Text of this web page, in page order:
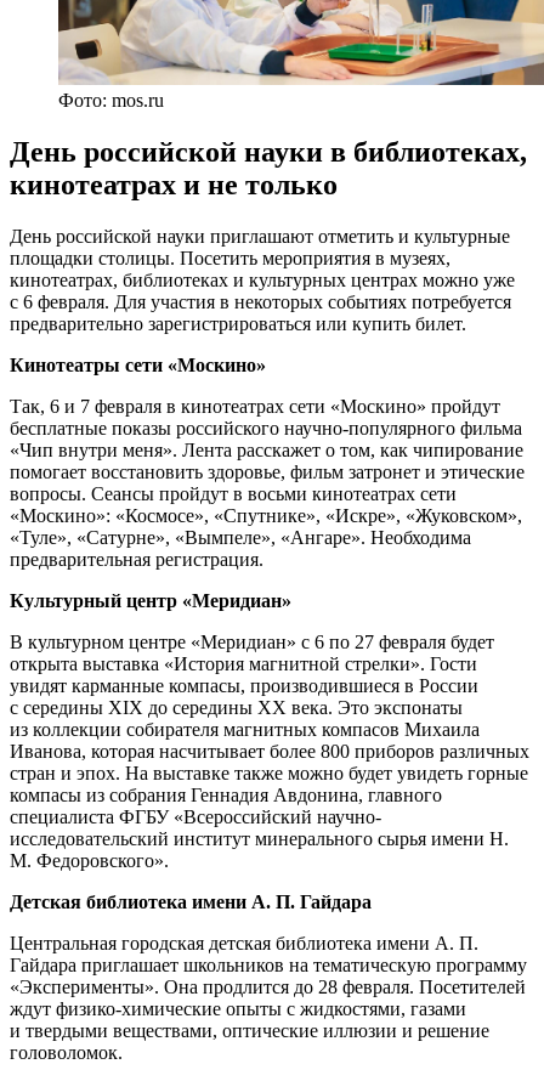
Фото: mos.ru
День российской науки в библиотеках,
кинотеатрах и не только
День российской науки приглашают отметить и культурные
площадки столицы. Посетить мероприятия в музеях,
кинотеатрах, библиотеках и культурных центрах можно уже
с 6 февраля. Для участия в некоторых событиях потребуется
предварительно зарегистрироваться или купить билет.
Кинотеатры сети «Москино»
Так, 6 и 7 февраля в кинотеатрах сети «Москино» пройдут
бесплатные показы российского научно-популярного фильма
«Чип внутри меня». Лента расскажет о том, как чипирование
помогает восстановить здоровье, фильм затронет и этические
вопросы. Сеансы пройдут в восьми кинотеатрах сети
«Москино»: «Космосе», «Спутнике», «Искре», «Жуковском»,
«Туле», «Сатурне», «Вымпеле», «Ангаре». Необходима
предварительная регистрация.
Культурный центр «Меридиан»
В культурном центре «Меридиан» с 6 по 27 февраля будет
открыта выставка «История магнитной стрелки». Гости
увидят карманные компасы, производившиеся в России
с середины XIX до середины XX века. Это экспонаты
из коллекции собирателя магнитных компасов Михаила
Иванова, которая насчитывает более 800 приборов различных
стран и эпох. На выставке также можно будет увидеть горные
компасы из собрания Геннадия Авдонина, главного
специалиста ФГБУ «Всероссийский научно-
исследовательский институт минерального сырья имени Н.
М. Федоровского».
Детская библиотека имени А. П. Гайдара
Центральная городская детская библиотека имени А. П.
Гайдара приглашает школьников на тематическую программу
«Эксперименты». Она продлится до 28 февраля. Посетителей
ждут физико-химические опыты с жидкостями, газами
и твердыми веществами, оптические иллюзии и решение
головоломок.